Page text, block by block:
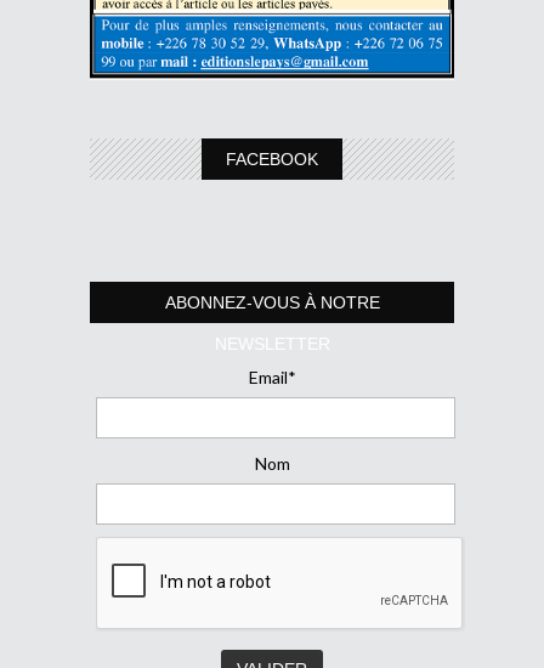
FACEBOOK
ABONNEZ-VOUS À NOTRE
NEWSLETTER
Email*
Nom